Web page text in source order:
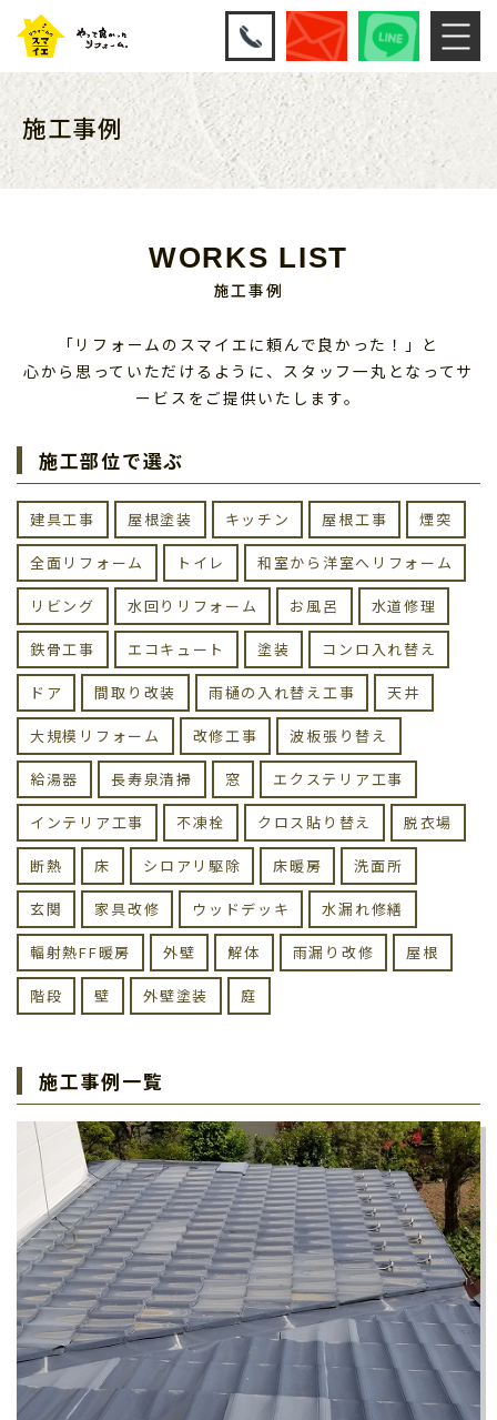
施工事例
WORKS LIST
施工事例
「リフォームのスマイエに頼んで良かった！」と
心から思っていただけるように、スタッフ一丸となってサ
ービスをご提供いたします。
施工部位で選ぶ
建具工事 屋根塗装 キッチン 屋根工事 煙突
全面リフォーム トイレ 和室から洋室へリフォーム
リビング 水回りリフォーム お風呂 水道修理
鉄骨工事 エコキュート 塗装 コンロ入れ替え
ドア 間取り改装 雨樋の入れ替え工事 天井
大規模リフォーム 改修工事 波板張り替え
給湯器 長寿泉清掃 窓 エクステリア工事
インテリア工事 不凍栓 クロス貼り替え 脱衣場
断熱 床 シロアリ駆除 床暖房 洗面所
玄関 家具改修 ウッドデッキ 水漏れ修繕
輻射熱FF暖房 外壁 解体 雨漏り改修 屋根
階段 壁 外壁塗装 庭
施工事例一覧